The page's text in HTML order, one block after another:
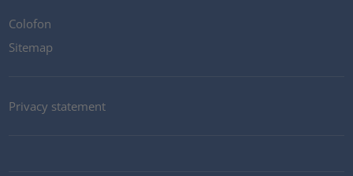
Colofon
Sitemap
Privacy statement